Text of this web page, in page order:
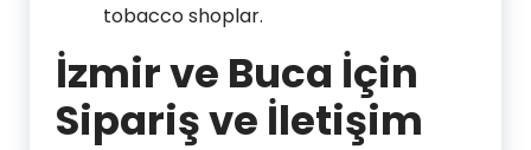
tobacco shoplar.
İzmir ve Buca İçin
Sipariş ve İletişim